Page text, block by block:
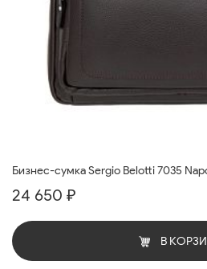
Бизнес-сумка Sergio Belotti 7035
24 650 ₽
В